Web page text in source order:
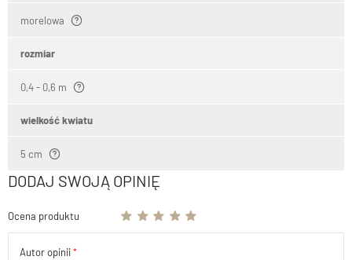
morelowa
rozmiar
0,4 - 0,6 m
wielkość kwiatu
5 cm
DODAJ SWOJĄ OPINIĘ
Ocena produktu
Autor opinii